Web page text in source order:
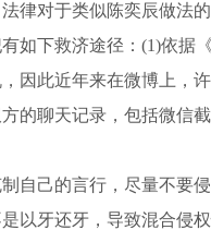
律对于类似陈奕辰做法
如下救济途径：(1)依据
此近年来在微博上，许
的聊天记录，包括微信
己的言行，尽量不要侵
以牙还牙，导致混合侵